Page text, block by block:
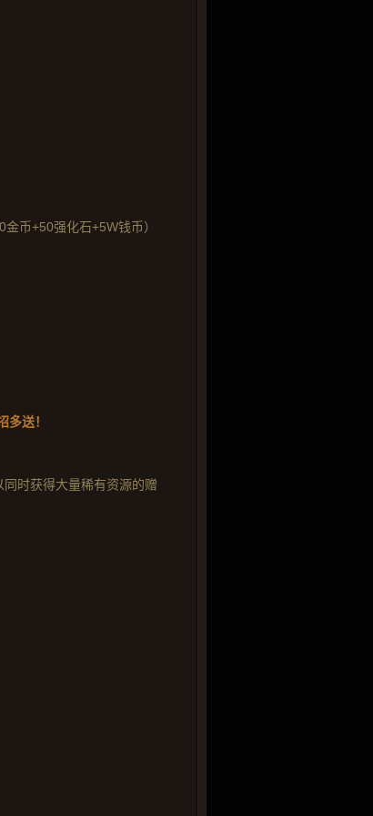
币+50强化石+5W钱币）
多送！
时获得大量稀有资源的赠